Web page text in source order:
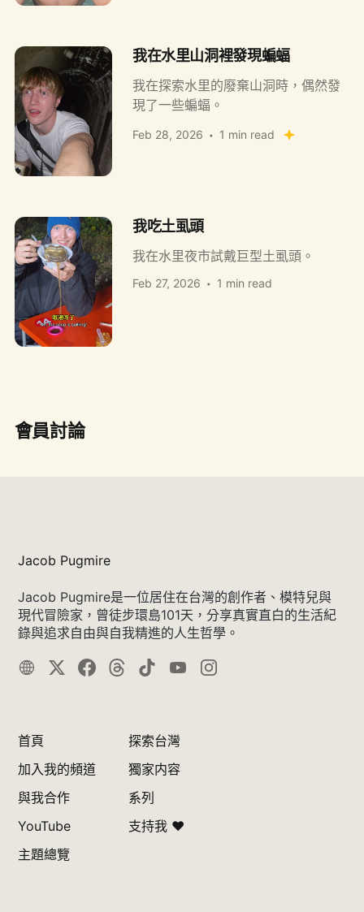
我在水里山洞裡發現蝙蝠
我在探索水里的廢棄山洞時，偶然發
現了一些蝙蝠。
Feb 28, 2026 1 min read
我吃土虱頭
我在水里夜市試戴巨型土虱頭。
Feb 27, 2026 1 min read
會員討論
Jacob Pugmire
Jacob Pugmire是一位居住在台灣的創作者、模特兒與
現代冒險家，曾徒步環島101天，分享真實直白的生活紀
錄與追求自由與自我精進的人生哲學。
首頁
加入我的頻道
與我合作
YouTube
主題總覽
探索台灣
獨家内容
系列
支持我 ❤️